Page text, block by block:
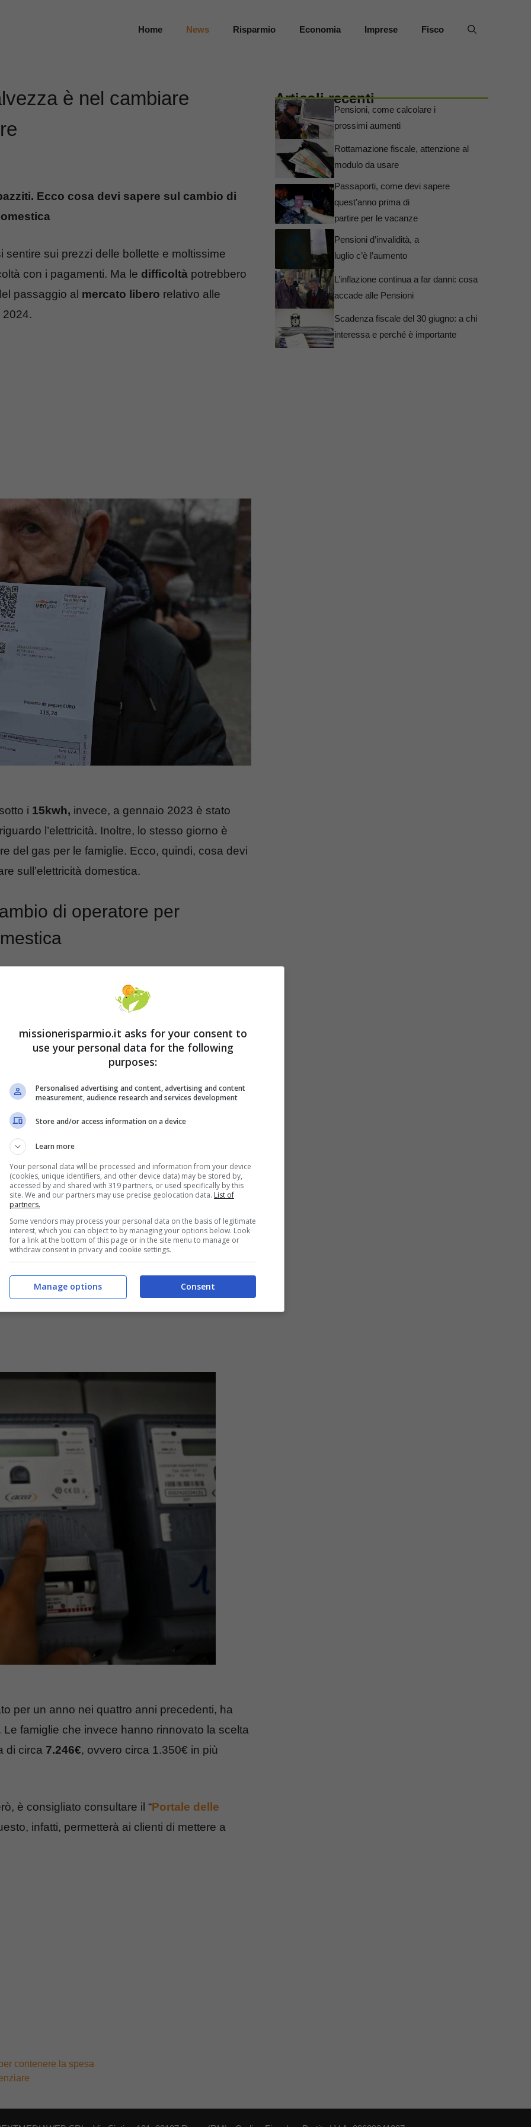
Home News Risparmio Economia Imprese Fisco
è nel cambiare
Ecco cosa devi sapere sul cambio di
sentire sui prezzi delle bollette e moltissime
con i pagamenti. Ma le difficoltà potrebbero
passaggio al mercato libero relativo alle
2024.
i 15kwh, invece, a gennaio 2023 è stato
l’elettricità. Inoltre, lo stesso giorno è
del gas per le famiglie. Ecco, quindi, cosa devi
sull’elettricità domestica.
di operatore per
di
l’offerta che convenga di più alla luce dei
di regolazione per energia reti e ambiente. Si
sia per l’elettricità che per il gas. Sono
di affidarsi al mercato tutelato (dal83,3%si è
dal mercato tutelato a quello libero. Il
rispetto a quelle presenti nel
a favore di quest’ultimo, soprattutto per via
Coloro che, infatti, hanno optato per il mercato
meglio gli aumenti dei prezzi.
per un anno nei quattro anni precedenti, ha
Le famiglie che invece hanno rinnovato la scelta
di circa 7.246€, ovvero circa 1.350€ in più
è consigliato consultare il “Portale delle
infatti, permetterà ai clienti di mettere a
contenere la spesa
Articoli recenti
Pensioni, come calcolare i
prossimi aumenti
Rottamazione fiscale, attenzione al
modulo da usare
Passaporti, come devi sapere
quest’anno prima di
partire per le vacanze
Pensioni d’invalidità, a
luglio c’è l’aumento
L’inflazione continua a far danni: cosa
accade alle Pensioni
Scadenza fiscale del 30 giugno: a chi
interessa e perché è importante
missionerisparmio.it asks for your consent to
use your personal data for the following
purposes:
Personalised advertising and content, advertising and content
measurement, audience research and services development
Store and/or access information on a device
Learn more
Your personal data will be processed and information from your device
(cookies, unique identifiers, and other device data) may be stored by,
accessed by and shared with 319 partners, or used specifically by this
site. We and our partners may use precise geolocation data. List of
partners.
Some vendors may process your personal data on the basis of legitimate
interest, which you can object to by managing your options below. Look
for a link at the bottom of this page or in the site menu to manage or
withdraw consent in privacy and cookie settings.
Consent
Manage options